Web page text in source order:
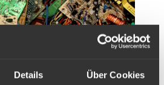
Details Über Cookies